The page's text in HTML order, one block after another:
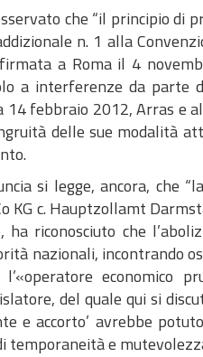
che “il principio di
n. 1 alla
a Roma il 4
a interferenze da parte
14 febbraio 2012, Arras e
delle sue modalità
si legge, ancora, che
KG c. Hauptzollamt
ha riconosciuto che
nazionali, incontrando
economico
del quale qui si
e accorto’ avrebbe
e